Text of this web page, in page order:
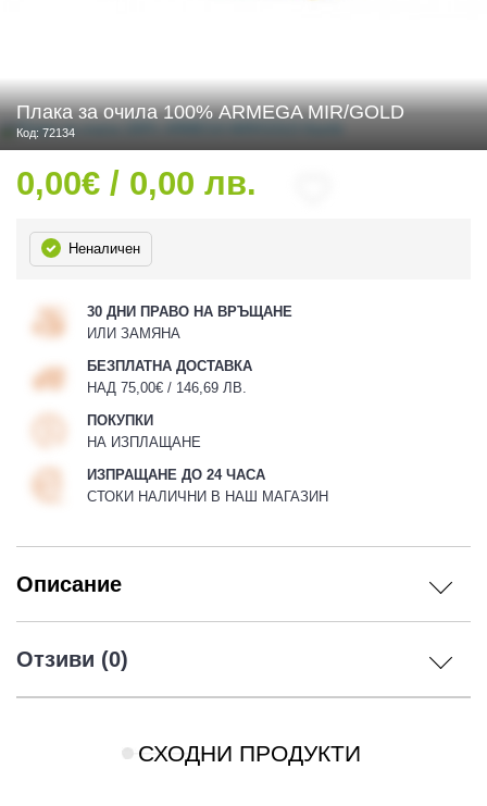
ЕКИПИРОВКА
Плака за очила 100% ARMEGA MIR/GOLD
Код: 72134
0,00€ / 0,00 лв.
Неналичен
30 ДНИ ПРАВО НА ВРЪЩАНЕ
ИЛИ ЗАМЯНА
БЕЗПЛАТНА ДОСТАВКА
НАД 75,00€ / 146,69 ЛВ.
ПОКУПКИ
НА ИЗПЛАЩАНЕ
ИЗПРАЩАНЕ ДО 24 ЧАСА
СТОКИ НАЛИЧНИ В НАШ МАГАЗИН
Описание
Отзиви (0)
СХОДНИ ПРОДУКТИ